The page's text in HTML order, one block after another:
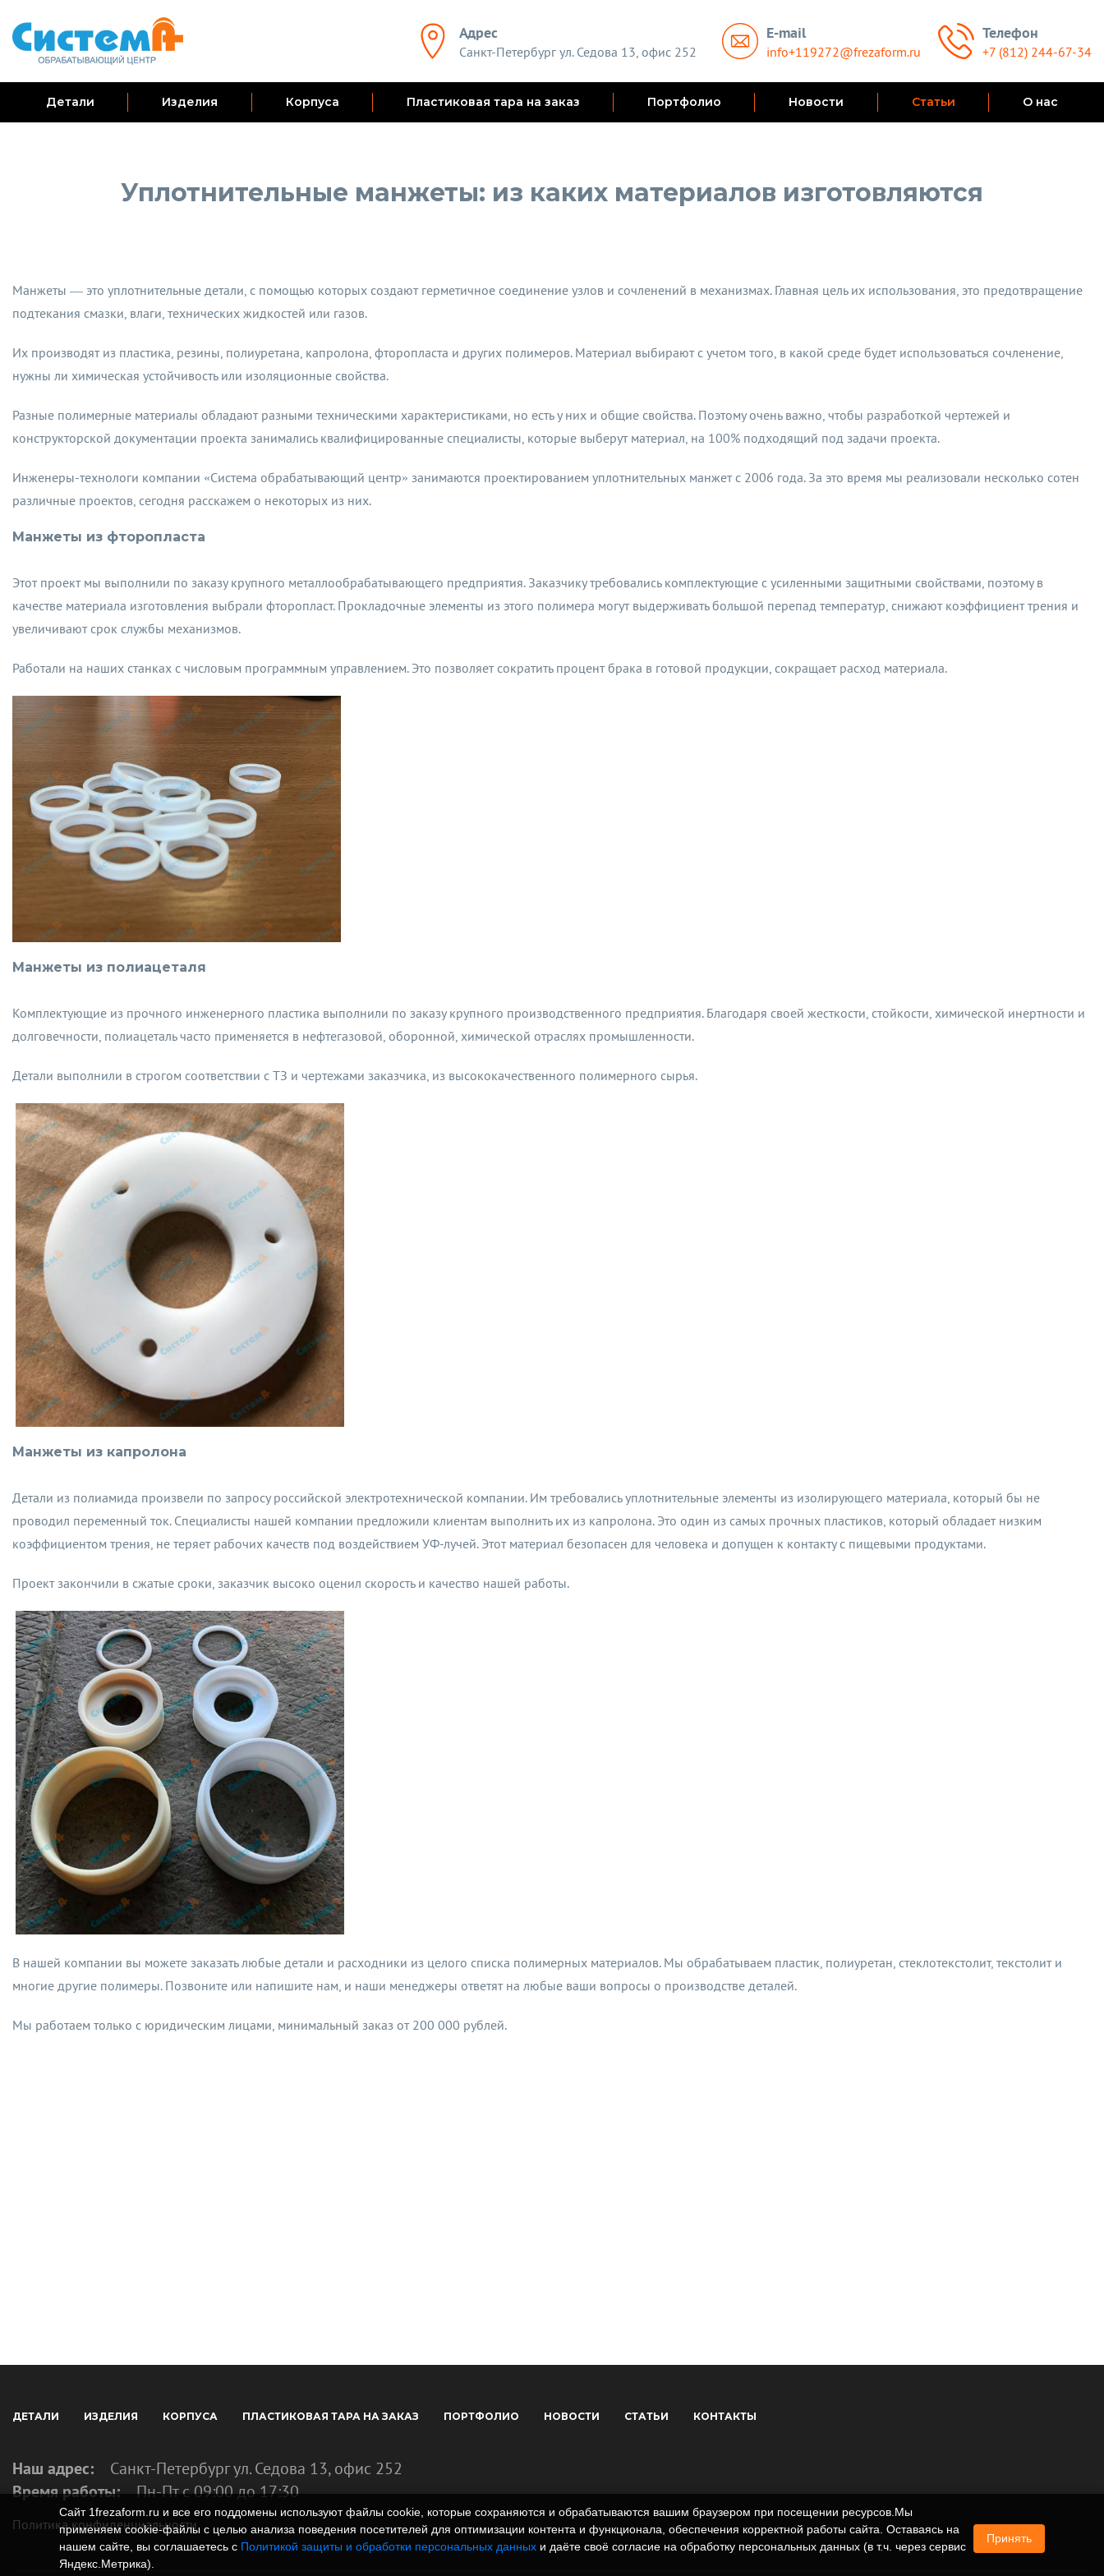
Адрес
Санкт-Петербург ул. Седова 13, офис 252
E-mail
info+119272@frezaform.ru
Телефон
+7 (812) 244-67-34
Детали Изделия Корпуса Пластиковая тара на заказ Портфолио Новости Статьи О нас
Уплотнительные манжеты: из каких материалов изготовляются
Манжеты — это уплотнительные детали, с помощью которых создают герметичное соединение узлов и сочленений в механизмах. Главная цель их использования, это предотвращение
подтекания смазки, влаги, технических жидкостей или газов.
Их производят из пластика, резины, полиуретана, капролона, фторопласта и других полимеров. Материал выбирают с учетом того, в какой среде будет использоваться сочленение,
нужны ли химическая устойчивость или изоляционные свойства.
Разные полимерные материалы обладают разными техническими характеристиками, но есть у них и общие свойства. Поэтому очень важно, чтобы разработкой чертежей и
конструкторской документации проекта занимались квалифицированные специалисты, которые выберут материал, на 100% подходящий под задачи проекта.
Инженеры-технологи компании «Система обрабатывающий центр» занимаются проектированием уплотнительных манжет с 2006 года. За это время мы реализовали несколько сотен
различные проектов, сегодня расскажем о некоторых из них.
Манжеты из фторопласта
Этот проект мы выполнили по заказу крупного металлообрабатывающего предприятия. Заказчику требовались комплектующие с усиленными защитными свойствами, поэтому в
качестве материала изготовления выбрали фторопласт. Прокладочные элементы из этого полимера могут выдерживать большой перепад температур, снижают коэффициент трения и
увеличивают срок службы механизмов.
Работали на наших станках с числовым программным управлением. Это позволяет сократить процент брака в готовой продукции, сокращает расход материала.
Манжеты из полиацеталя
Комплектующие из прочного инженерного пластика выполнили по заказу крупного производственного предприятия. Благодаря своей жесткости, стойкости, химической инертности и
долговечности, полиацеталь часто применяется в нефтегазовой, оборонной, химической отраслях промышленности.
Детали выполнили в строгом соответствии с ТЗ и чертежами заказчика, из высококачественного полимерного сырья.
Манжеты из капролона
Детали из полиамида произвели по запросу российской электротехнической компании. Им требовались уплотнительные элементы из изолирующего материала, который бы не
проводил переменный ток. Специалисты нашей компании предложили клиентам выполнить их из капролона. Это один из самых прочных пластиков, который обладает низким
коэффициентом трения, не теряет рабочих качеств под воздействием УФ-лучей. Этот материал безопасен для человека и допущен к контакту с пищевыми продуктами.
Проект закончили в сжатые сроки, заказчик высоко оценил скорость и качество нашей работы.
В нашей компании вы можете заказать любые детали и расходники из целого списка полимерных материалов. Мы обрабатываем пластик, полиуретан, стеклотекстолит, текстолит и
многие другие полимеры. Позвоните или напишите нам, и наши менеджеры ответят на любые ваши вопросы о производстве деталей.
Мы работаем только с юридическим лицами, минимальный заказ от 200 000 рублей.
ДЕТАЛИ ИЗДЕЛИЯ КОРПУСА ПЛАСТИКОВАЯ ТАРА НА ЗАКАЗ ПОРТФОЛИО НОВОСТИ СТАТЬИ КОНТАКТЫ
Наш адрес:
Санкт-Петербург ул. Седова 13, офис 252
Время работы: Пн-Пт с 09:00 до 17:30
Политика конфиденциальности
Сайт 1frezaform.ru и все его поддомены используют файлы cookie, которые сохраняются и обрабатываются вашим браузером при посещении ресурсов.Мы
применяем cookie‑файлы с целью анализа поведения посетителей для оптимизации контента и функционала, обеспечения корректной работы сайта. Оставаясь на
нашем сайте, вы соглашаетесь с Политикой защиты и обработки персональных данных и даёте своё согласие на обработку персональных данных (в т.ч. через сервис
Яндекс.Метрика).
Принять